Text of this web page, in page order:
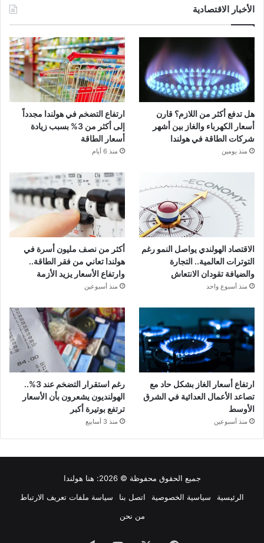
الأخبار الاقتصادية
هل تدفع أكثر من اللازم؟ قارن
أسعار الكهرباء والغاز بين أشهر
شركات الطاقة في هولندا
منذ يومين
ارتفاع التضخم في هولندا مجدداً
إلى أكثر من 3% بسبب زيادة
أسعار الطاقة
منذ 6 أيام
الاقتصاد الهولندي يواصل النمو رغم
التوترات العالمية.. التجارة
والضيافة تقودان الانتعاش
منذ أسبوع واحد
أكثر من نصف مليون أسرة في
هولندا تعاني من فقر الطاقة..
وارتفاع الأسعار يزيد الأزمة
منذ أسبوعين
ارتفاع أسعار الغاز بشكل حاد مع
تصاعد الأعمال العدائية في الشرق
الأوسط
منذ أسبوعين
رغم استقرار التضخم عند 3%..
الهولنديون يشعرون بأن الأسعار
ترتفع بوتيرة أكبر
منذ 3 أسابيع
جميع الحقوق محفوظة © 2026:
هنا هولندا
الرئيسية
سياسية الخصوصية اتصل بنا
سياسة ملفات تعريف الارتباط
من نحن